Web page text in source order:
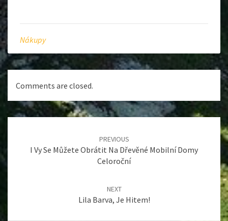
Nákupy
Comments are closed.
PREVIOUS
I Vy Se Můžete Obrátit Na Dřevěné Mobilní Domy
Celoroční
NEXT
Lila Barva, Je Hitem!